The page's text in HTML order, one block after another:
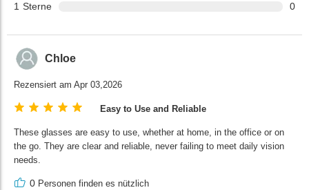
1 Sterne 0
Chloe
Rezensiert am Apr 03,2026
Easy to Use and Reliable
These glasses are easy to use, whether at home, in the office or on
the go. They are clear and reliable, never failing to meet daily vision
needs.
0 Personen finden es nützlich